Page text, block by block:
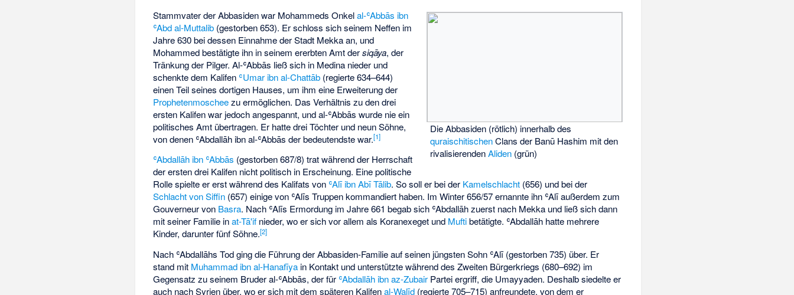
Die Abbasiden (rötlich) innerhalb des
quraischitischenClans der Banū Hashim mit den
rivalisierendenAliden (grün)
Stammvater der Abbasiden war Mohammeds Onkelal-ʿAbbās ibn
ʿAbd al-Muttalib (gestorben 653). Er schloss sich seinem Neffen im
Jahre 630 bei dessen Einnahme der Stadt Mekka an, und
Mohammed bestätigte ihn in seinem ererbten Amt dersiqāya, der
Tränkung der Pilger. Al-ʿAbbās ließ sich in Medina nieder und
schenkte dem Kalifen ʿUmar ibn al-Chattāb (regierte 634–644)
einen Teil seines dortigen Hauses, um ihm eine Erweiterung der
Prophetenmoscheezu ermöglichen. Das Verhältnis zu den drei
ersten Kalifen war jedoch angespannt, und al-ʿAbbās wurde nie ein
politisches Amt übertragen. Er hatte drei Töchter und neun Söhne,
von denen ʿAbdallāh ibn al-ʿAbbās der bedeutendste war.[1]
ʿAbdallāh ibn ʿAbbās (gestorben 687/8) trat während der Herrschaft
der ersten drei Kalifen nicht politisch in Erscheinung. Eine politische
Rolle spielte er erst während des Kalifats von ʿAlī ibn Abī Tālib. So soll er bei der Kamelschlacht (656) und bei der
Schlacht von Siffin (657) einige von ʿAlīs Truppen kommandiert haben. Im Winter 656/57 ernannte ihn ʿAlī außerdem zum
Gouverneur von Basra. Nach ʿAlīs Ermordung im Jahre 661 begab sich ʿAbdallāh zuerst nach Mekka und ließ sich dann
mit seiner Familie inat-Tā'if nieder, wo er sich vor allem als Koranexeget und Muftibetätigte. ʿAbdallāh hatte mehrere
Kinder, darunter fünf Söhne.[2]
Nach ʿAbdallāhs Tod ging die Führung der Abbasiden-Familie auf seinen jüngsten Sohn ʿAlī (gestorben 735) über. Er
stand mit Muhammad ibn al-Hanafīya in Kontakt und unterstützte während des Zweiten Bürgerkriegs (680–692) im
Gegensatz zu seinem Bruder al-ʿAbbās, der für ʿAbdallāh ibn az-Zubair Partei ergriff, die Umayyaden. Deshalb siedelte er
auch nach Syrien über, wo er sich mit dem späteren Kalifenal-Walīd (regierte 705–715) anfreundete, von dem er